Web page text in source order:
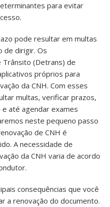
para evitar
pode resultar em multas
de dirigir. Os
Trânsito (Detrans) de
próprios para
da CNH. Com esses
multas, verificar prazos,
até agendar exames
neste pequeno passo
de CNH é
A necessidade de
da CNH varia de acordo
consequências que você
a renovação do documento.